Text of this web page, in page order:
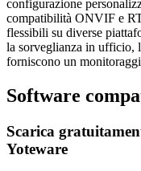
configurazione
compatibilità ONVIF e
flessibili su diverse
la sorveglianza in ufficio,
forniscono un
Software
Scarica
Yoteware